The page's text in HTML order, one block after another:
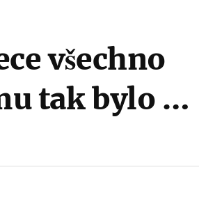
všechno
tak bylo …